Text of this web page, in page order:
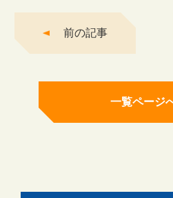
前の記事
一覧ページ